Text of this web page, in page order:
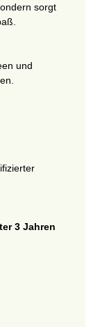
sorgt
und
3 Jahren